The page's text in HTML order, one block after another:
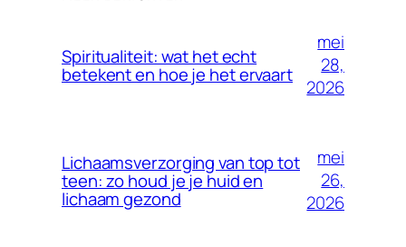
Spiritualiteit: wat het echt
betekent en hoe je het ervaart
mei
28,
2026
Lichaamsverzorging van top tot
teen: zo houd je je huid en
lichaam gezond
mei
26,
2026